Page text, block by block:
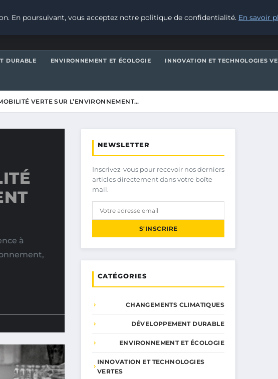
DURABLE ENVIRONNEMENT ET ÉCOLOGIE INNOVATION ET TECHNOLOGIES
VERTE SUR L’ENVIRONNEMENT…
à
NEWSLETTER
Inscrivez-vous pour recevoir nos derniers
articles directement dans votre boîte
mail.
S'INSCRIRE
CATÉGORIES
CHANGEMENTS CLIMATIQUES
DÉVELOPPEMENT DURABLE
ENVIRONNEMENT ET ÉCOLOGIE
INNOVATION ET TECHNOLOGIES
VERTES
En poursuivant, vous acceptez notre politique de confidentialité. En savoir